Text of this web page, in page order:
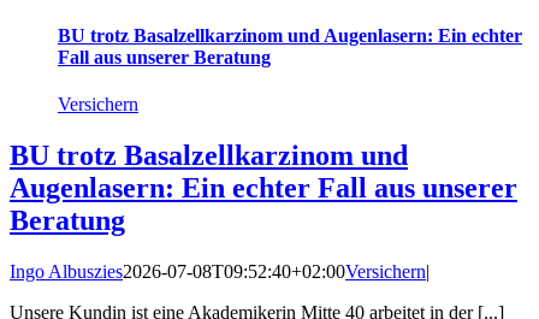
BU trotz Basalzellkarzinom und Augenlasern: Ein echter
Fall aus unserer Beratung
Versichern
BU trotz Basalzellkarzinom und
Augenlasern: Ein echter Fall aus unserer
Beratung
Ingo Albuszies2026-07-08T09:52:40+02:00Versichern|
Unsere Kundin ist eine Akademikerin Mitte 40 arbeitet in der [...]